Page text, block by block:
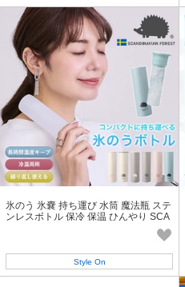
氷のう 氷嚢 持ち運び 水筒 魔法瓶 ステ
ンレスボトル 保冷 保温 ひんやり SCA
Style On